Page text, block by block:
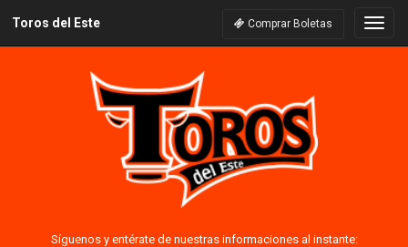
Toros del Este Comprar Boletas
Síguenos y entérate de nuestras informaciones al instante: